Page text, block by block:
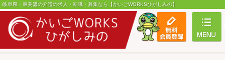
岐阜県・東美濃の介護の求人・転職・募集なら【かいごWORKSひがしみの】